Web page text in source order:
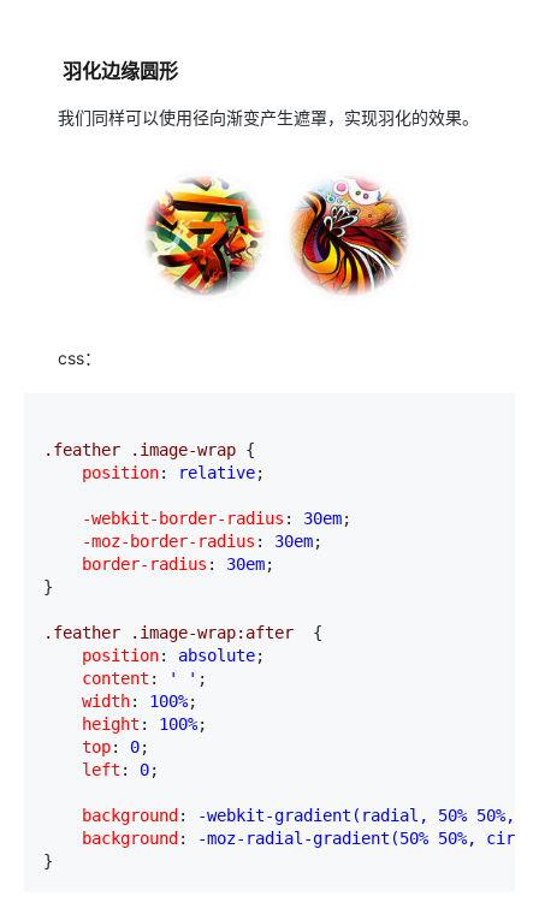
羽化边缘圆形
我们同样可以使用径向渐变产生遮罩，实现羽化的效果。
css：
.feather .image-wrap {
    position
: relative;
    -webkit-border-radius
: 30em;
    -moz-border-radius
: 30em;
    border-radius
: 30em;
}
.feather .image-wrap:after {
    position
: absolute;
    content
: ' ' ;
    width
: 100%;
    height
: 100%;
    top
: 0;
    left
: 0;
    background
:
-webkit-gradient(radial, 50% 50%,
    background
:
-moz-radial-gradient(50% 50%,
}